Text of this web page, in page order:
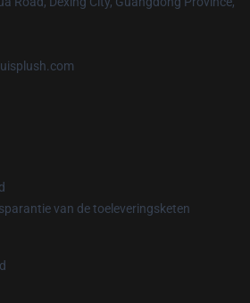
van de toeleveringsketen